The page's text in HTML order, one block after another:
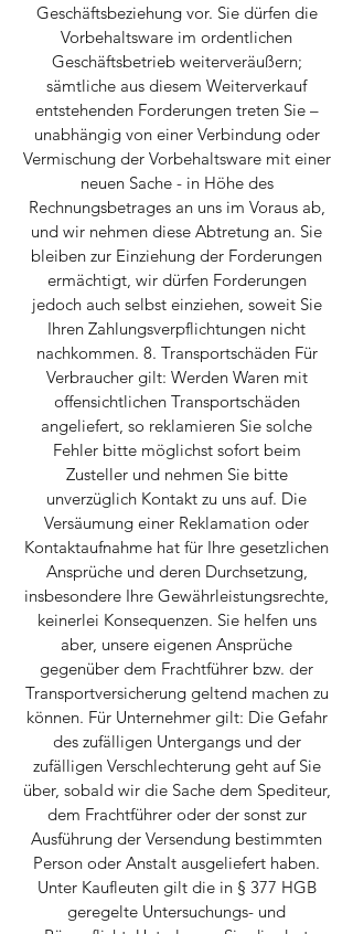
Geschäftsbeziehung vor. Sie dürfen die
Vorbehaltsware im ordentlichen
Geschäftsbetrieb weiterveräußern;
sämtliche aus diesem Weiterverkauf
entstehenden Forderungen treten Sie –
unabhängig von einer Verbindung oder
Vermischung der Vorbehaltsware mit einer
neuen Sache - in Höhe des
Rechnungsbetrages an uns im Voraus ab,
und wir nehmen diese Abtretung an. Sie
bleiben zur Einziehung der Forderungen
ermächtigt, wir dürfen Forderungen
jedoch auch selbst einziehen, soweit Sie
Ihren Zahlungsverpflichtungen nicht
nachkommen. 8. Transportschäden Für
Verbraucher gilt: Werden Waren mit
offensichtlichen Transportschäden
angeliefert, so reklamieren Sie solche
Fehler bitte möglichst sofort beim
Zusteller und nehmen Sie bitte
unverzüglich Kontakt zu uns auf. Die
Versäumung einer Reklamation oder
Kontaktaufnahme hat für Ihre gesetzlichen
Ansprüche und deren Durchsetzung,
insbesondere Ihre Gewährleistungsrechte,
keinerlei Konsequenzen. Sie helfen uns
aber, unsere eigenen Ansprüche
gegenüber dem Frachtführer bzw. der
Transportversicherung geltend machen zu
können. Für Unternehmer gilt: Die Gefahr
des zufälligen Untergangs und der
zufälligen Verschlechterung geht auf Sie
über, sobald wir die Sache dem Spediteur,
dem Frachtführer oder der sonst zur
Ausführung der Versendung bestimmten
Person oder Anstalt ausgeliefert haben.
Unter Kaufleuten gilt die in § 377 HGB
geregelte Untersuchungs- und